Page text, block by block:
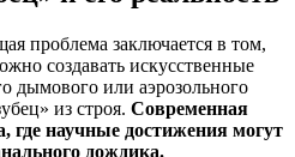
проблема заключается в том,
создавать искусственные
дымового или аэрозольного
из строя. Современная
где научные достижения могут
дождика.